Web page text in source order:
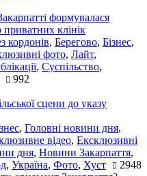
формувалася
приватних клінік
кордонів, Берегово, Бізнес,
фото, Лайт,
, Суспільство,
992
сцени до указу
, Головні новини дня,
відео, Ексклюзивні
дня, Новини Закарпаття,
, Україна, Фото, Хуст 2948